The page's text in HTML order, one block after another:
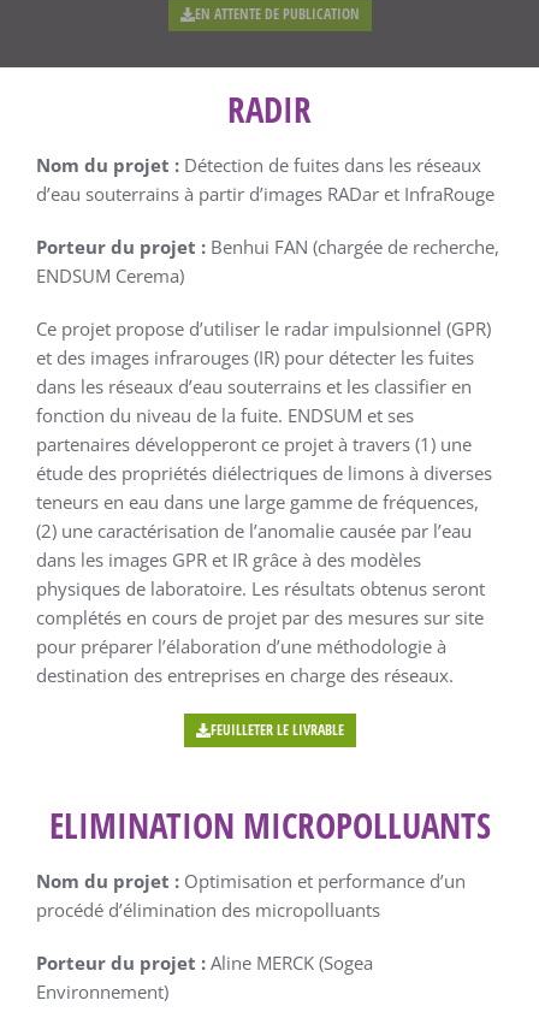
EN ATTENTE DE PUBLICATION
RADIR
Nom du projet : Détection de fuites dans les réseaux
d’eau souterrains à partir d’images RADar et InfraRouge
Porteur du projet : Benhui FAN (chargée de recherche,
ENDSUM Cerema)
Ce projet propose d’utiliser le radar impulsionnel (GPR)
et des images infrarouges (IR) pour détecter les fuites
dans les réseaux d’eau souterrains et les classifier en
fonction du niveau de la fuite. ENDSUM et ses
partenaires développeront ce projet à travers (1) une
étude des propriétés diélectriques de limons à diverses
teneurs en eau dans une large gamme de fréquences,
(2) une caractérisation de l’anomalie causée par l’eau
dans les images GPR et IR grâce à des modèles
physiques de laboratoire. Les résultats obtenus seront
complétés en cours de projet par des mesures sur site
pour préparer l’élaboration d’une méthodologie à
destination des entreprises en charge des réseaux.
FEUILLETER LE LIVRABLE
ELIMINATION MICROPOLLUANTS
Nom du projet : Optimisation et performance d’un
procédé d’élimination des micropolluants
Porteur du projet : Aline MERCK (Sogea
Environnement)